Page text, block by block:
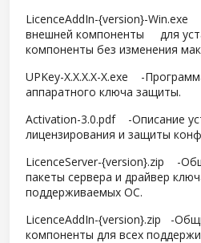
LicenceAddIn-{version}-
внешней компоненты для
компоненты без изменения
UPKey-X.X.X.X-X.exe -
аппаратного ключа защиты.
Activation-3.0.pdf -Описание
лицензирования и защиты
LicenceServer-{version}.zip -
пакеты сервера и драйвер
поддерживаемых ОС.
LicenceAddIn-{version}.zip -
компоненты для всех